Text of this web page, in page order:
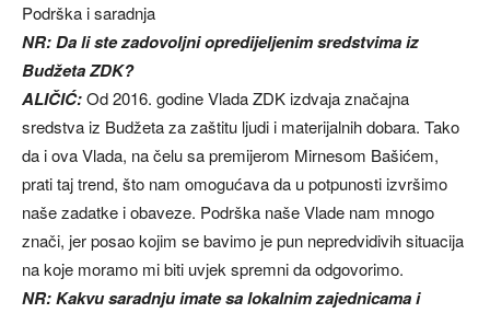
Podrška i saradnja
NR: Da li ste zadovoljni opredijeljenim sredstvima iz
Budžeta ZDK?
ALIČIĆ:Od 2016. godine Vlada ZDK izdvaja značajna
sredstva iz Budžeta za zaštitu ljudi i materijalnih dobara. Tako
da i ova Vlada, na čelu sa premijerom Mirnesom Bašićem,
prati taj trend, što nam omogućava da u potpunosti izvršimo
naše zadatke i obaveze. Podrška naše Vlade nam mnogo
znači, jer posao kojim se bavimo je pun nepredvidivih situacija
na koje moramo mi biti uvjek spremni da odgovorimo.
NR: Kakvu saradnju imate sa lokalnim zajednicama i